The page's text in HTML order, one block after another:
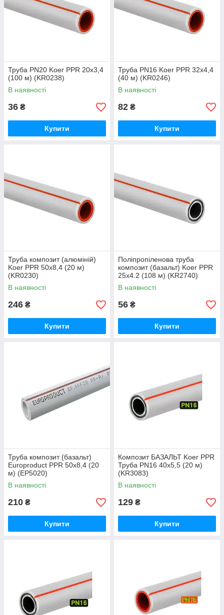
Труба PN20 Koer PPR 20x3,4
(100 м) (KR0238)
В наявності
36 ₴
Купити
Труба PN16 Koer PPR 32x4,4
(40 м) (KR0246)
В наявності
82 ₴
Купити
Труба композит (алюміній)
Koer PPR 50x8,4 (20 м)
(KR0230)
В наявності
246 ₴
Купити
Поліпропіленова труба
композит (базальт) Koer PPR
25x4.2 (108 м) (KR2740)
В наявності
56 ₴
Купити
Труба композит (базальт)
Europroduct PPR 50x8,4 (20
м) (EP5020)
В наявності
210 ₴
Купити
Композит БАЗАЛЬТ Koer PPR
Труба PN16 40х5,5 (20 м)
(KR3083)
В наявності
129 ₴
Купити